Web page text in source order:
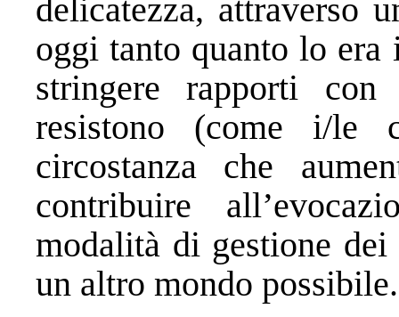
delicatezza, attraverso
oggi tanto quanto lo
stringere rapporti
resistono (come i/le
circostanza che
contribuire
modalità di gestione
un altro mondo possibile.